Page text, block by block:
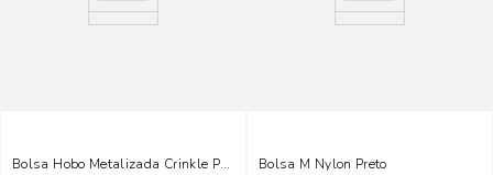
Bolsa Hobo Metalizada Crinkle Prata Alça De Ombro
Bolsa M Nylon Preto